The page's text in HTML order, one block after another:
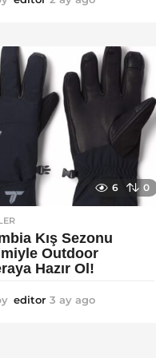
g
o
6 0
Kış Sezonu
Outdoor
Hazır Ol!
editor 3 ay ago